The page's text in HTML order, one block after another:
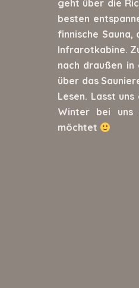
geht über die
besten
finnische
Infrarotkabine.
nach draußen in
über das
Lesen. Lasst
Winter bei uns
möchtet